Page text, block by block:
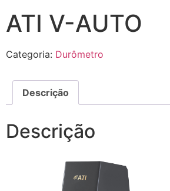
ATI V-AUTO
Categoria: Durômetro
Descrição
Descrição